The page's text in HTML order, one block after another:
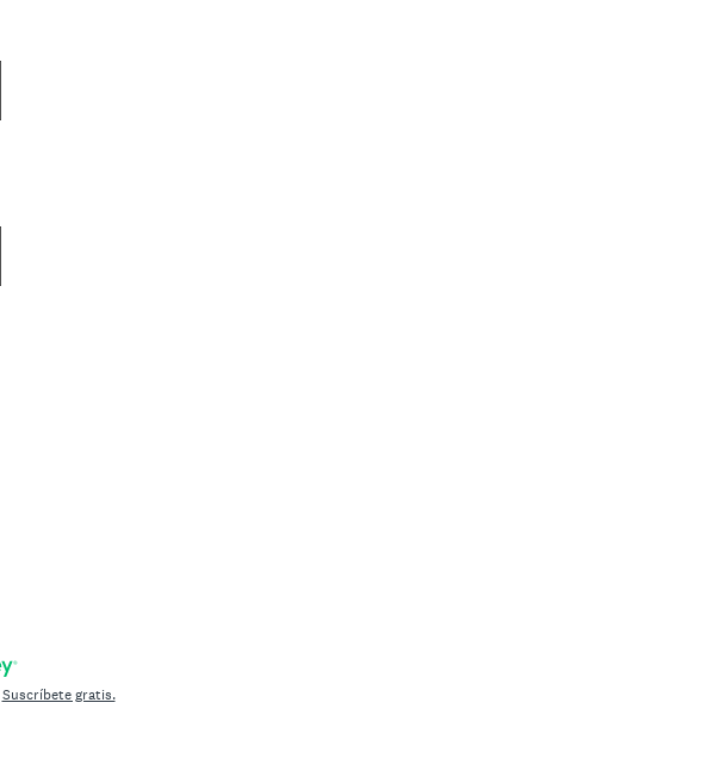
Suscríbete gratis.